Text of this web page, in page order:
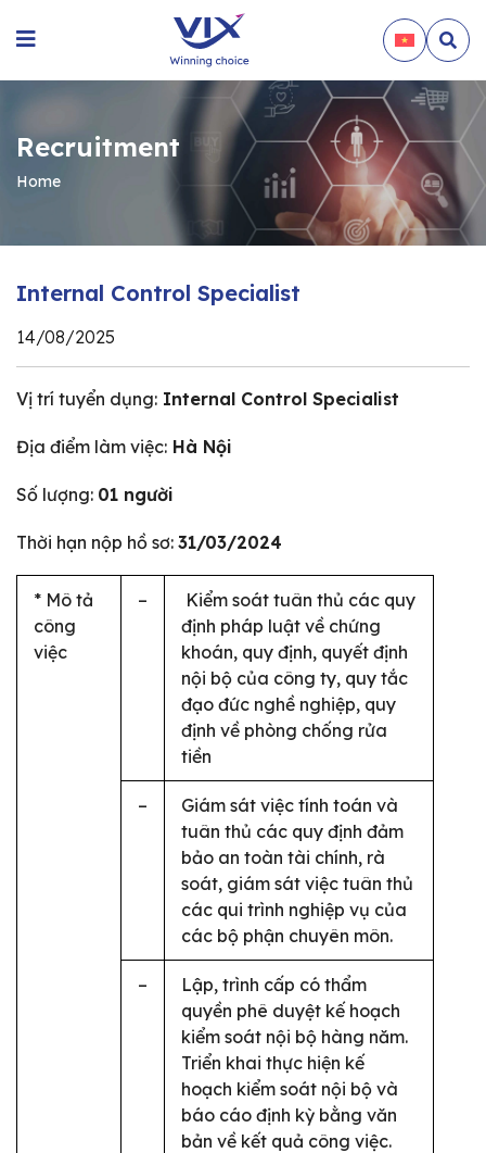
Recruitment
Home
Internal Control Specialist
14/08/2025
Vị trí tuyển dụng: Internal Control Specialist
Địa điểm làm việc: Hà Nội
Số lượng: 01 người
Thời hạn nộp hồ sơ: 31/03/2024
* Mô tả
công
việc
–
Kiểm soát tuân thủ các quy
định pháp luật về chứng
khoán, quy định, quyết định
nội bộ của công ty, quy tắc
đạo đức nghề nghiệp, quy
định về phòng chống rửa
tiền
–
Giám sát việc tính toán và
tuân thủ các quy định đảm
bảo an toàn tài chính, rà
soát, giám sát việc tuân thủ
các qui trình nghiệp vụ của
các bộ phận chuyên môn.
–
Lập, trình cấp có thẩm
quyền phê duyệt kế hoạch
kiểm soát nội bộ hàng năm.
Triển khai thực hiện kế
hoạch kiểm soát nội bộ và
báo cáo định kỳ bằng văn
bản về kết quả công việc.